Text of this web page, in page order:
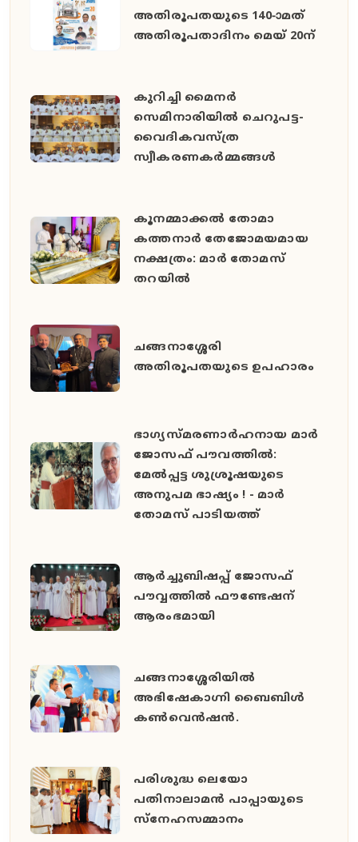
അതിരൂപതയുടെ 140-ാമത്
അതിരൂപതാദിനം മെയ് 20ന്
കുറിച്ചി മൈനർ
സെമിനാരിയിൽ ചെറുപട്ട-
വൈദികവസ്ത്ര
സ്വീകരണകർമ്മങ്ങൾ
കൂനമ്മാക്കൽ തോമാ
കത്തനാർ തേജോമയമായ
നക്ഷത്രം: മാർ തോമസ്
തറയിൽ
ചങ്ങനാശ്ശേരി
അതിരൂപതയുടെ ഉപഹാരം
ഭാഗ്യസ്മരണാർഹനായ മാർ
ജോസഫ് പൗവത്തിൽ:
മേൽപ്പട്ട ശുശ്രൂഷയുടെ
അനുപമ ഭാഷ്യം ! - മാർ
തോമസ് പാടിയത്ത്
ആർച്ചുബിഷപ്പ് ജോസഫ്
പൗവ്വത്തിൽ ഫൗണ്ടേഷന്
ആരംഭമായി
ചങ്ങനാശ്ശേരിയിൽ
അഭിഷേകാഗ്നി ബൈബിൾ
കൺവെൻഷൻ.
പരിശുദ്ധ ലെയോ
പതിനാലാമൻ പാപ്പായുടെ
സ്നേഹസമ്മാനം